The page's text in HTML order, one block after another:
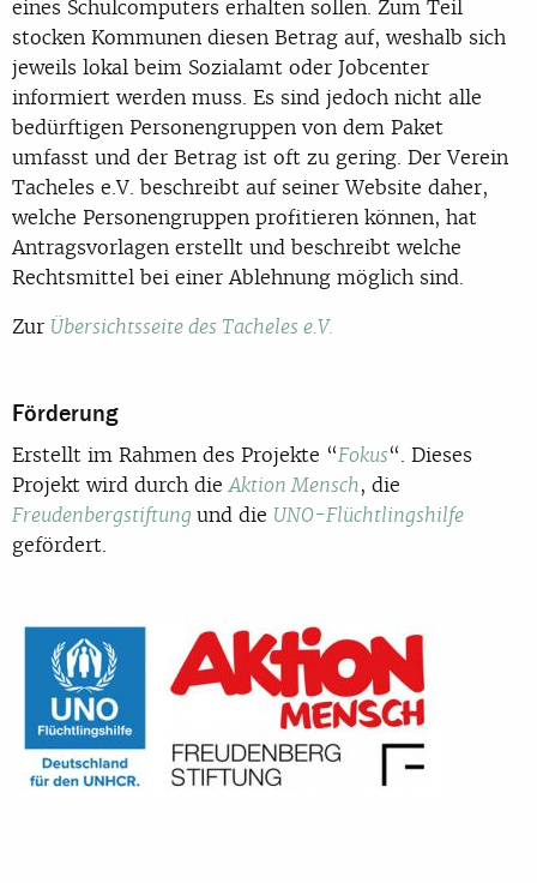
eines Schulcomputers erhalten sollen. Zum Teil
stocken Kommunen diesen Betrag auf, weshalb sich
jeweils lokal beim Sozialamt oder Jobcenter
informiert werden muss. Es sind jedoch nicht alle
bedürftigen Personengruppen von dem Paket
umfasst und der Betrag ist oft zu gering. Der Verein
Tacheles e.V. beschreibt auf seiner Website daher,
welche Personengruppen profitieren können, hat
Antragsvorlagen erstellt und beschreibt welche
Rechtsmittel bei einer Ablehnung möglich sind.
Zur Übersichtsseite des Tacheles e.V.
Förderung
Erstellt im Rahmen des Projekte “Fokus“. Dieses
Projekt wird durch dieAktion Mensch, die
Freudenbergstiftung und die UNO-Flüchtlingshilfe
gefördert.